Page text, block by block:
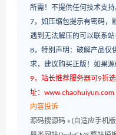
所需！不提供任何技术支持
7，如压缩包提示有密码，
遇到无法解压的可以联系
8，特别声明：破解产品仅
求，建议购买正版！如果
9，站长推荐服务器可9折
址：www.chaohuiyun.com
内容投诉
源码搜源码 » (自适应手机